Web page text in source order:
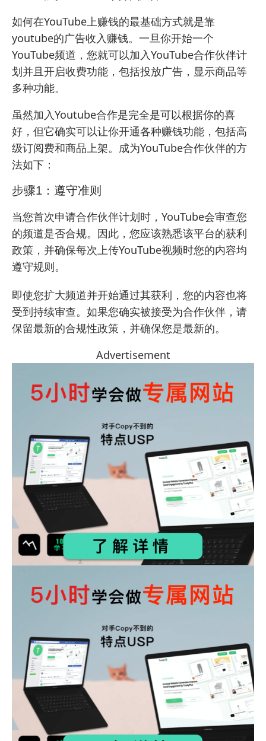
如何在YouTube上赚钱的最基础方式就是靠
youtube的广告收入赚钱。一旦你开始一个
YouTube频道，您就可以加入YouTube合作伙伴计
划并且开启收费功能，包括投放广告，显示商品等
多种功能。
虽然加入Youtube合作是完全是可以根据你的喜
好，但它确实可以让你开通各种赚钱功能，包括高
级订阅费和商品上架。成为YouTube合作伙伴的方
法如下：
步骤1：遵守准则
当您首次申请合作伙伴计划时，YouTube会审查您
的频道是否合规。因此，您应该熟悉该平台的获利
政策，并确保每次上传YouTube视频时您的内容均
遵守规则。
即使您扩大频道并开始通过其获利，您的内容也将
受到持续审查。如果您确实被接受为合作伙伴，请
保留最新的合规性政策，并确保您是最新的。
Advertisement